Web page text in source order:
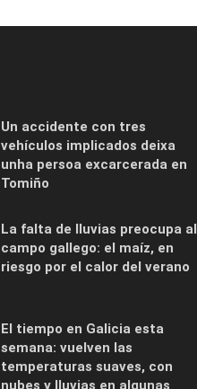
Un accidente con tres
vehículos implicados deixa
unha persoa excarcerada en
Tomiño
La falta de lluvias preocupa al
campo gallego: el maíz, en
riesgo por el calor del verano
El tiempo en Galicia esta
semana: vuelven las
temperaturas suaves, con
nubes y lluvias en algunas